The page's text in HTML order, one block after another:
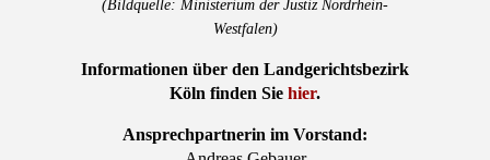
(Bildquelle: Ministerium der Justiz Nordrhein-
Westfalen)
Informationen über den Landgerichtsbezirk
Köln finden Sie hier.
Ansprechpartnerin im Vorstand: